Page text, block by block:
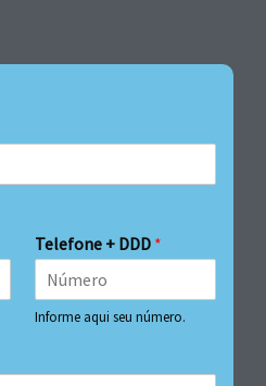
Telefone + DDD *
Informe aqui seu número.